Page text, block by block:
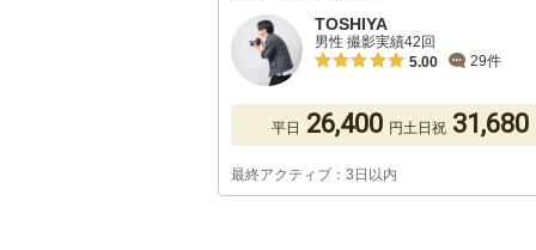
TOSHIYA
男性 撮影実績42回
5.00
29件
平日 26,400 円土日祝 31,680
最終アクティブ：3日以内